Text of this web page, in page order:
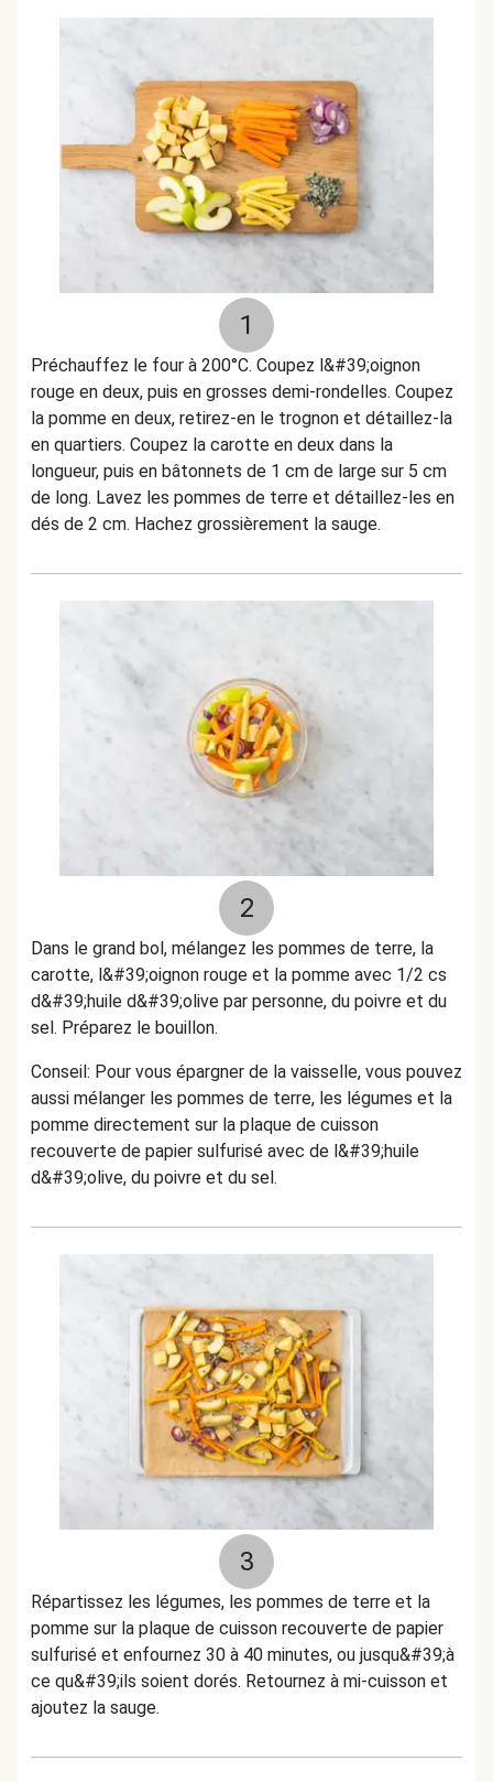
1
Préchauffez le four à 200°C. Coupez l&#39;oignon
rouge en deux, puis en grosses demi-rondelles. Coupez
la pomme en deux, retirez-en le trognon et détaillez-la
en quartiers. Coupez la carotte en deux dans la
longueur, puis en bâtonnets de 1 cm de large sur 5 cm
de long. Lavez les pommes de terre et détaillez-les en
dés de 2 cm. Hachez grossièrement la sauge.
2
Dans le grand bol, mélangez les pommes de terre, la
carotte, l&#39;oignon rouge et la pomme avec 1/2 cs
d&#39;huile d&#39;olive par personne, du poivre et du
sel. Préparez le bouillon.
Conseil: Pour vous épargner de la vaisselle, vous pouvez
aussi mélanger les pommes de terre, les légumes et la
pomme directement sur la plaque de cuisson
recouverte de papier sulfurisé avec de l&#39;huile
d&#39;olive, du poivre et du sel.
3
Répartissez les légumes, les pommes de terre et la
pomme sur la plaque de cuisson recouverte de papier
sulfurisé et enfournez 30 à 40 minutes, ou jusqu&#39;à
ce qu&#39;ils soient dorés. Retournez à mi-cuisson et
ajoutez la sauge.